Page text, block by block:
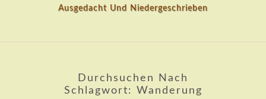
Ausgedacht Und Niedergeschrieben
Durchsuchen Nach
Schlagwort: Wanderung